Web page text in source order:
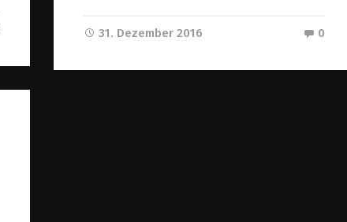
31. Dezember 2016 0